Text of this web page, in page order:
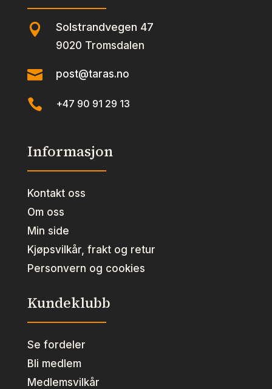
 Solstrandvegen 47
9020 Tromsdalen
 post@taras.no
 +47 90 91 29 13
Informasjon
Kontakt oss
Om oss
Min side
Kjøpsvilkår, frakt og retur
Personvern og cookies
Kundeklubb
Se fordeler
Bli medlem
Medlemsvilkår